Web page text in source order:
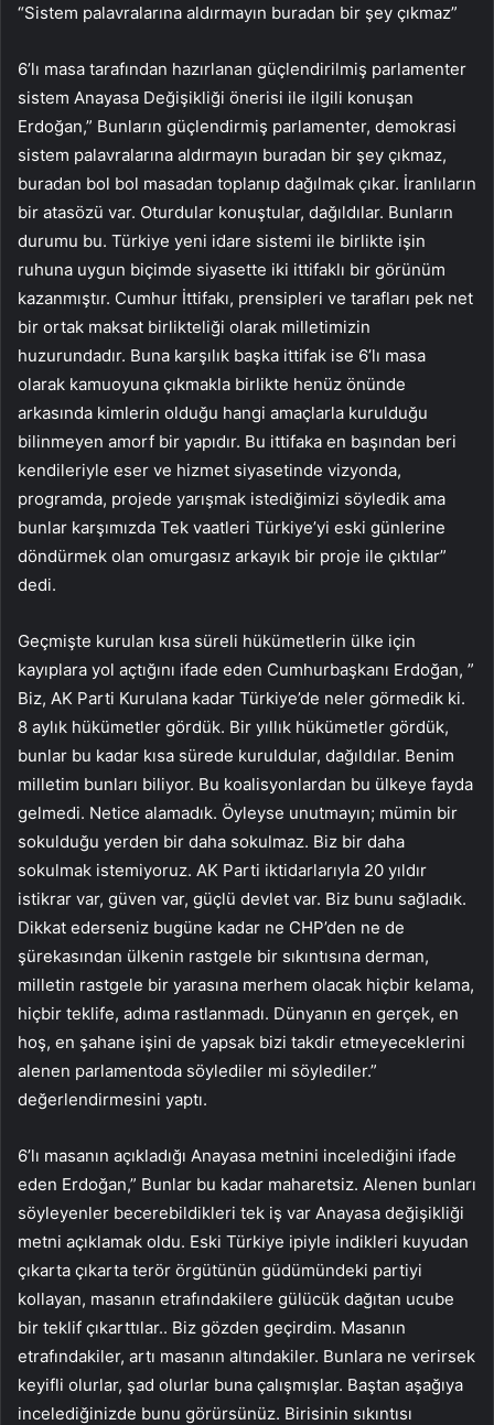
“Sistem palavralarına aldırmayın buradan bir şey çıkmaz”
6’lı masa tarafından hazırlanan güçlendirilmiş parlamenter
sistem Anayasa Değişikliği önerisi ile ilgili konuşan
Erdoğan,” Bunların güçlendirmiş parlamenter, demokrasi
sistem palavralarına aldırmayın buradan bir şey çıkmaz,
buradan bol bol masadan toplanıp dağılmak çıkar. İranlıların
bir atasözü var. Oturdular konuştular, dağıldılar. Bunların
durumu bu. Türkiye yeni idare sistemi ile birlikte işin
ruhuna uygun biçimde siyasette iki ittifaklı bir görünüm
kazanmıştır. Cumhur İttifakı, prensipleri ve tarafları pek net
bir ortak maksat birlikteliği olarak milletimizin
huzurundadır. Buna karşılık başka ittifak ise 6’lı masa
olarak kamuoyuna çıkmakla birlikte henüz önünde
arkasında kimlerin olduğu hangi amaçlarla kurulduğu
bilinmeyen amorf bir yapıdır. Bu ittifaka en başından beri
kendileriyle eser ve hizmet siyasetinde vizyonda,
programda, projede yarışmak istediğimizi söyledik ama
bunlar karşımızda Tek vaatleri Türkiye’yi eski günlerine
döndürmek olan omurgasız arkayık bir proje ile çıktılar”
dedi.
Geçmişte kurulan kısa süreli hükümetlerin ülke için
kayıplara yol açtığını ifade eden Cumhurbaşkanı Erdoğan, ”
Biz, AK Parti Kurulana kadar Türkiye’de neler görmedik ki.
8 aylık hükümetler gördük. Bir yıllık hükümetler gördük,
bunlar bu kadar kısa sürede kuruldular, dağıldılar. Benim
milletim bunları biliyor. Bu koalisyonlardan bu ülkeye fayda
gelmedi. Netice alamadık. Öyleyse unutmayın; mümin bir
sokulduğu yerden bir daha sokulmaz. Biz bir daha
sokulmak istemiyoruz. AK Parti iktidarlarıyla 20 yıldır
istikrar var, güven var, güçlü devlet var. Biz bunu sağladık.
Dikkat ederseniz bugüne kadar ne CHP’den ne de
şürekasından ülkenin rastgele bir sıkıntısına derman,
milletin rastgele bir yarasına merhem olacak hiçbir kelama,
hiçbir teklife, adıma rastlanmadı. Dünyanın en gerçek, en
hoş, en şahane işini de yapsak bizi takdir etmeyeceklerini
alenen parlamentoda söylediler mi söylediler.”
değerlendirmesini yaptı.
6’lı masanın açıkladığı Anayasa metnini incelediğini ifade
eden Erdoğan,” Bunlar bu kadar maharetsiz. Alenen bunları
söyleyenler becerebildikleri tek iş var Anayasa değişikliği
metni açıklamak oldu. Eski Türkiye ipiyle indikleri kuyudan
çıkarta çıkarta terör örgütünün güdümündeki partiyi
kollayan, masanın etrafındakilere gülücük dağıtan ucube
bir teklif çıkarttılar.. Biz gözden geçirdim. Masanın
etrafındakiler, artı masanın altındakiler. Bunlara ne verirsek
keyifli olurlar, şad olurlar buna çalışmışlar. Baştan aşağıya
incelediğinizde bunu görürsünüz. Birisinin sıkıntısı